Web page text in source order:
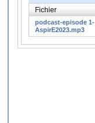
Fichier
podcast-episode 1-
AspirE2023.mp3